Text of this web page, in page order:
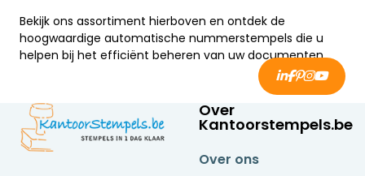
Bekijk ons assortiment hierboven en ontdek de
hoogwaardige automatische nummerstempels die u
helpen bij het efficiënt beheren van uw documenten.
Over
Kantoorstempels.be
Over ons